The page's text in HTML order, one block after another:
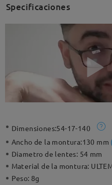
Specificaciones
Dimensiones:54-17-140
Ancho de la montura:130 mm (
Diametro de lentes: 54 mm
Material de la montura:
Peso: 8g